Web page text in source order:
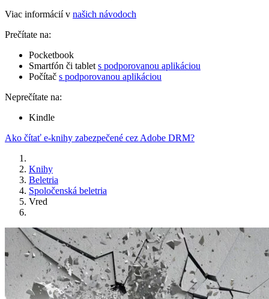
Viac informácií v našich návodoch
Prečítate na:
Pocketbook
Smartfón či tablet s podporovanou aplikáciou
Počítač s podporovanou aplikáciou
Neprečítate na:
Kindle
Ako čítať e-knihy zabezpečené cez Adobe DRM?
Knihy
Beletria
Spoločenská beletria
Vred